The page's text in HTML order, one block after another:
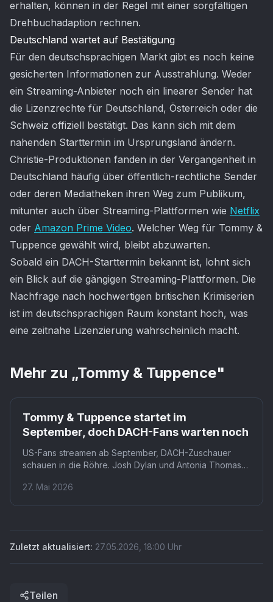
erhalten, können in der Regel mit einer sorgfältigen
Drehbuchadaption rechnen.
Deutschland wartet auf Bestätigung
Für den deutschsprachigen Markt gibt es noch keine
gesicherten Informationen zur Ausstrahlung. Weder
ein Streaming-Anbieter noch ein linearer Sender hat
die Lizenzrechte für Deutschland, Österreich oder die
Schweiz offiziell bestätigt. Das kann sich mit dem
nahenden Starttermin im Ursprungsland ändern.
Christie-Produktionen fanden in der Vergangenheit in
Deutschland häufig über öffentlich-rechtliche Sender
oder deren Mediatheken ihren Weg zum Publikum,
mitunter auch über Streaming-Plattformen wie Netflix
oder Amazon Prime Video. Welcher Weg für Tommy &
Tuppence gewählt wird, bleibt abzuwarten.
Sobald ein DACH-Starttermin bekannt ist, lohnt sich
ein Blick auf die gängigen Streaming-Plattformen. Die
Nachfrage nach hochwertigen britischen Krimiserien
ist im deutschsprachigen Raum konstant hoch, was
eine zeitnahe Lizenzierung wahrscheinlich macht.
Mehr zu „Tommy & Tuppence"
Tommy & Tuppence startet im
September, doch DACH-Fans warten noch
US-Fans streamen ab September, DACH-Zuschauer
schauen in die Röhre. Josh Dylan und Antonia Thomas
BritBox in den USA und Kanada. Wann die Serie den
27. Mai 2026
Zuletzt aktualisiert: 27.05.2026 18:00 Uhr
Teilen